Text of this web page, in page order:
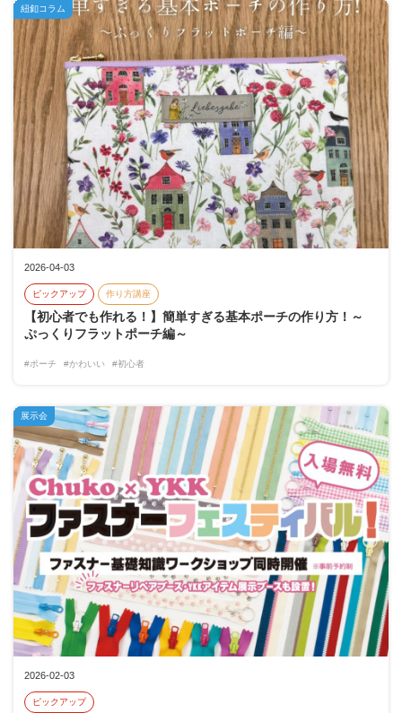
2026-04-03
ピックアップ 作り方講座
【初心者でも作れる！】簡単すぎる基本ポーチの作り方！～
ぷっくりフラットポーチ編～
#ポーチ #かわいい #初心者
紐釦コラム
2026-02-03
ピックアップ
展示会